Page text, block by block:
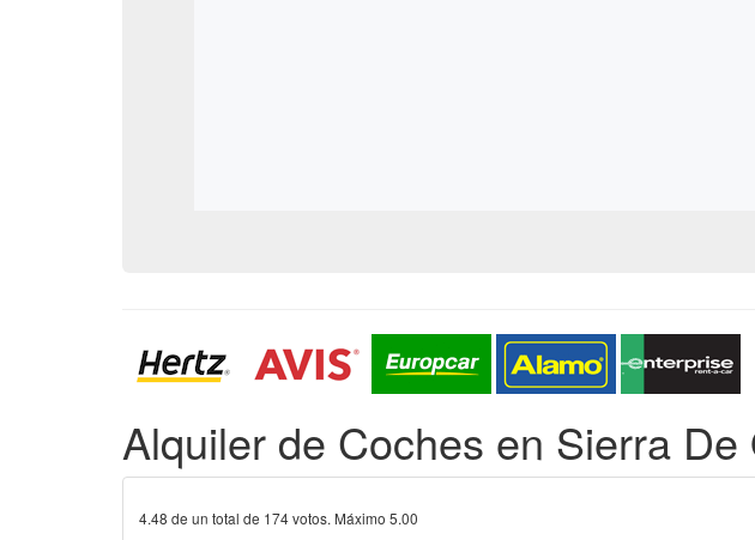
Alquiler de Coches en Sierra
4.48 de un total de 174votos. Máximo 5.00